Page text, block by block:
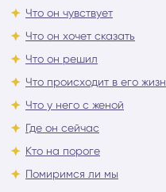
Что он чувствует
Что он хочет сказать
Что он решил
Что происходит в его
Что у него с женой
Где он сейчас
Кто на пороге
Помиримся ли мы